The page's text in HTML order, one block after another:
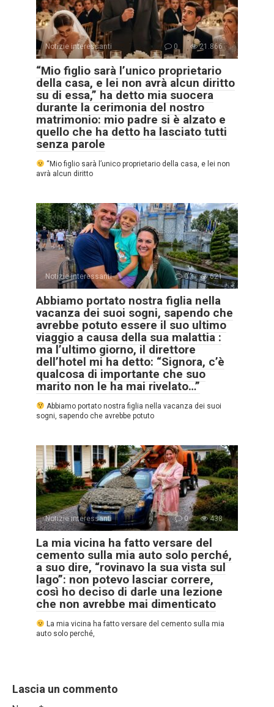
Notizie interessanti 0 21.866
“Mio figlio sarà l’unico proprietario
della casa, e lei non avrà alcun diritto
su di essa,” ha detto mia suocera
durante la cerimonia del nostro
matrimonio: mio padre si è alzato e
quello che ha detto ha lasciato tutti
senza parole
“Mio figlio sarà l’unico proprietario della casa, e lei non
avrà alcun diritto
Notizie interessanti 0 621
Abbiamo portato nostra figlia nella
vacanza dei suoi sogni, sapendo che
avrebbe potuto essere il suo ultimo
viaggio a causa della sua malattia :
ma l’ultimo giorno, il direttore
dell’hotel mi ha detto: “Signora, c’è
qualcosa di importante che suo
marito non le ha mai rivelato…”
Abbiamo portato nostra figlia nella vacanza dei suoi
sogni, sapendo che avrebbe potuto
Notizie interessanti 0 438
La mia vicina ha fatto versare del
cemento sulla mia auto solo perché,
a suo dire, “rovinavo la sua vista sul
lago”: non potevo lasciar correre,
così ho deciso di darle una lezione
che non avrebbe mai dimenticato
La mia vicina ha fatto versare del cemento sulla mia
auto solo perché,
Lascia un commento